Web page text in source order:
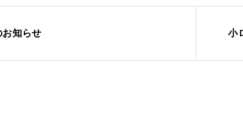
お知らせ 小